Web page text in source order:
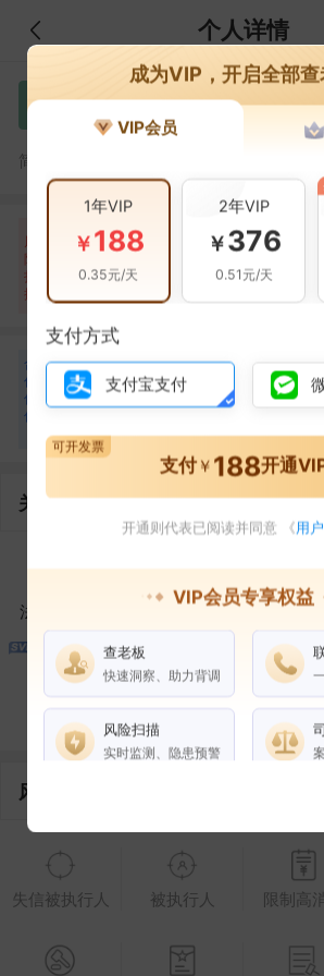
个人详情
卢 卢先学
简介：
风
险
扫
描
自身风险
暂无风险
关联风险
开庭公告(2条)
合
作
伙
伴
赵 赵栖
合作1次
四川新艺建设工程有限
周 合作1次
四川新艺建设工程有
关联企业
1
法定代表人 对外投资 在外任
控制企业
风险信息
失信被执行人 被执行人 限制高
成为VIP，开启全部查
VIP会员
1年VIP
￥188
0.35元/天
2年VIP
￥376
0.51元/天
支付方式
支付宝支付
支付￥ 188开通
可开发票
开通则代表已阅读并同意 《用
VIP会员专享权益
查老板
快速洞察、助力背调
风险扫描
实时监测、隐患预警
权益说明 VIP会员
企业全部电话